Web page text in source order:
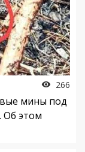
266
мины под
Об этом